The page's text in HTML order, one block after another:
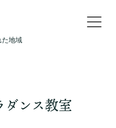
た地域
ダンス教室